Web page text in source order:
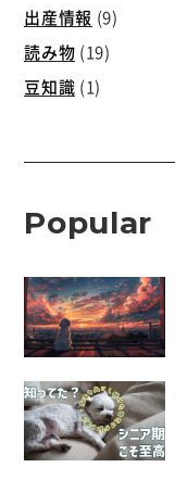
出産情報 (9)
読み物 (19)
豆知識 (1)
Popular